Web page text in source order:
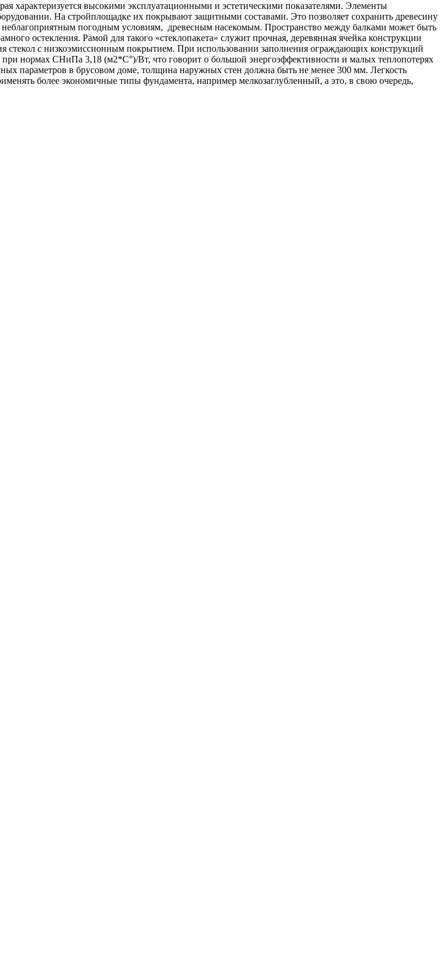
характеризуется высокими эксплуатационными и эстетическими показателями. Элементы
На стройплощадке их покрывают защитными составами. Это позволяет сохранить древесину
неблагоприятным погодным условиям, древесным насекомым. Пространство между балками может быть
остекления. Рамой для такого «стеклопакета» служит прочная, деревянная ячейка конструкции
стекол с низкоэмиссионным покрытием. При использовании заполнения ограждающих конструкций
нормах СНиПа 3,18 (м2*С°)/Вт, что говорит о большой энергоэффективности и малых теплопотерях
параметров в брусовом доме, толщина наружных стен должна быть не менее 300 мм. Легкость
более экономичные типы фундамента, например мелкозаглубленный, а это, в свою очередь,